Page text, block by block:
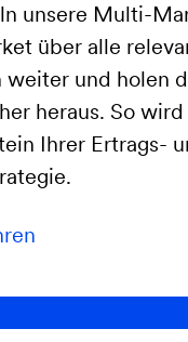
unsere Multi-
über alle
und holen
heraus. So
Ihrer Ertrags-